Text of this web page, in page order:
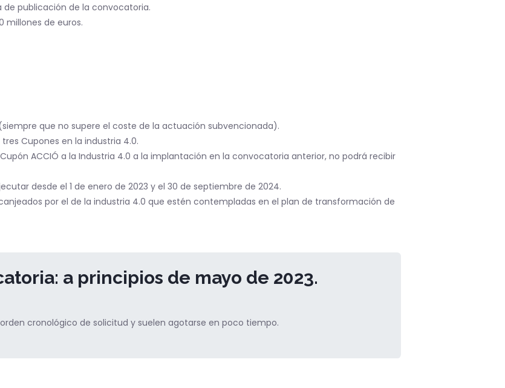
publicación de la convocatoria.
millones de euros.
que no supere el coste de la actuación subvencionada).
Cupones en la industria 4.0.
ACCIÓ a la Industria 4.0 a la implantación en la convocatoria anterior, no podrá recibir
desde el 1 de enero de 2023 y el 30 de septiembre de 2024.
por el de la industria 4.0 que estén contempladas en el plan de transformación de
a principios de mayo de 2023.
cronológico de solicitud y suelen agotarse en poco tiempo.